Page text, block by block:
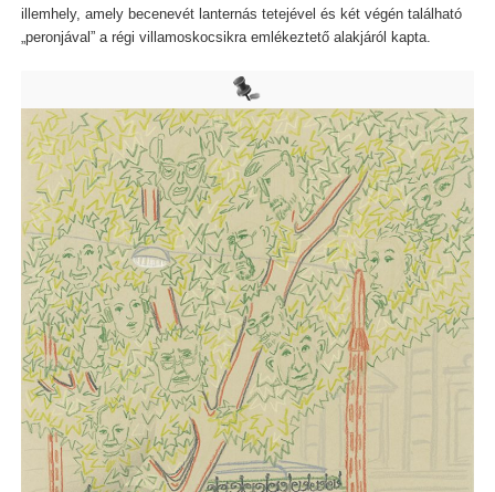
illemhely, amely becenevét lanternás tetejével és két végén található
„peronjával” a régi villamoskocsikra emlékeztető alakjáról kapta.